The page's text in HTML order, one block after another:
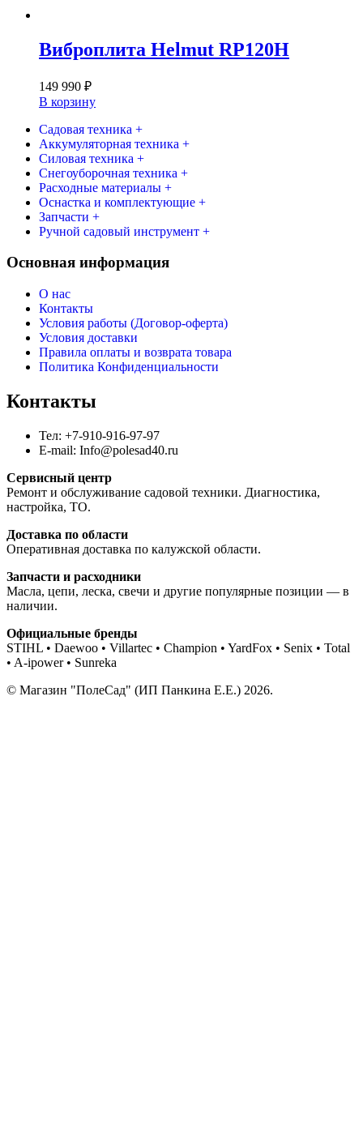
Виброплита Helmut RP120H
149 990 ₽
В корзину
Садовая техника +
Аккумуляторная техника +
Силовая техника +
Снегоуборочная техника +
Расходные материалы +
Оснастка и комплектующие +
Запчасти +
Ручной садовый инструмент +
Основная информация
О нас
Контакты
Условия работы (Договор-оферта)
Условия доставки
Правила оплаты и возврата товара
Политика Конфиденциальности
Контакты
Тел: +7-910-916-97-97
E-mail: Info@polesad40.ru
Сервисный центр
Ремонт и обслуживание садовой техники. Диагностика,
настройка, ТО.
Доставка по области
Оперативная доставка по калужской области.
Запчасти и расходники
Масла, цепи, леска, свечи и другие популярные позиции — в
наличии.
Официальные бренды
STIHL • Daewoo • Villartec • Champion • YardFox • Senix • Total
• A-ipower • Sunreka
© Магазин "ПолеСад" (ИП Панкина Е.Е.) 2026.